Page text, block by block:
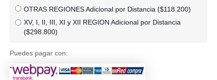
OTRAS REGIONES Adicional por Distancia ($118.200)
XV, I, II, III, XI y XII REGION Adicional por Distancia
($298.800)
Puedes pagar con: